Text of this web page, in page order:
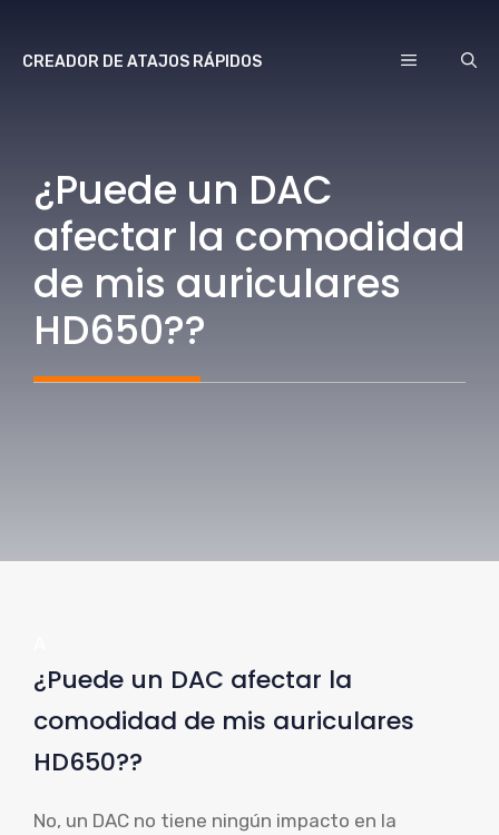
CREADOR DE ATAJOS RÁPIDOS MENÚ
¿Puede un DAC
afectar la comodidad
de mis auriculares
HD650??
¿Puede un DAC afectar la
comodidad de mis auriculares
HD650??
No, un DAC no tiene ningún impacto en la